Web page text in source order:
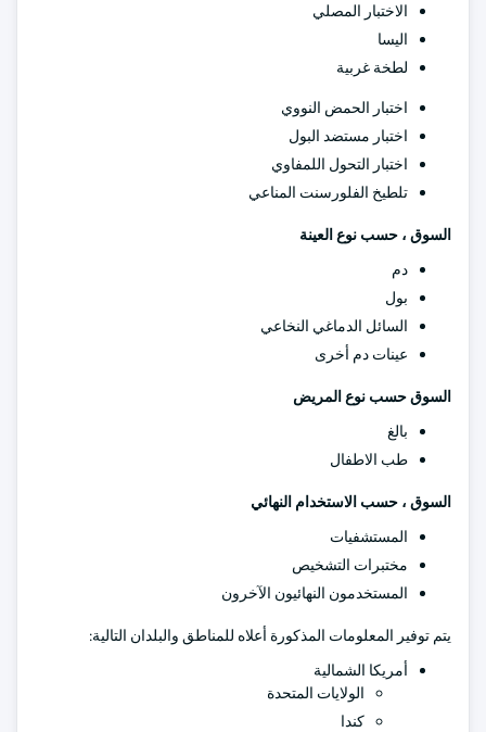
الاختبار المصلي
اليسا
لطخة غربية
اختبار الحمض النووي
اختبار مستضد البول
اختبار التحول اللمفاوي
تلطيخ الفلورسنت المناعي
السوق ، حسب نوع العينة
دم
بول
السائل الدماغي النخاعي
عينات دم أخرى
السوق حسب نوع المريض
بالغ
طب الاطفال
السوق ، حسب الاستخدام النهائي
المستشفيات
مختبرات التشخيص
المستخدمون النهائيون الآخرون
يتم توفير المعلومات المذكورة أعلاه للمناطق والبلدان التالية:
أمريكا الشمالية
الولايات المتحدة
كندا